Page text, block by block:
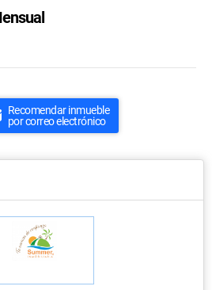
Recomendar inmueble
por correo electrónico